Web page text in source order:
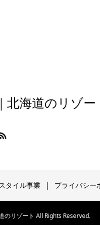
北海道のリゾー
タイル事業 プライバシー
リゾート All Rights Reserved.